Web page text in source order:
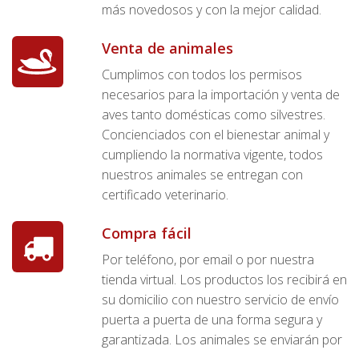
más novedosos y con la mejor calidad.
Venta de animales
Cumplimos con todos los permisos
necesarios para la importación y venta de
aves tanto domésticas como silvestres.
Concienciados con el bienestar animal y
cumpliendo la normativa vigente, todos
nuestros animales se entregan con
certificado veterinario.
Compra fácil
Por teléfono, por email o por nuestra
tienda virtual. Los productos los recibirá en
su domicilio con nuestro servicio de envío
puerta a puerta de una forma segura y
garantizada. Los animales se enviarán por